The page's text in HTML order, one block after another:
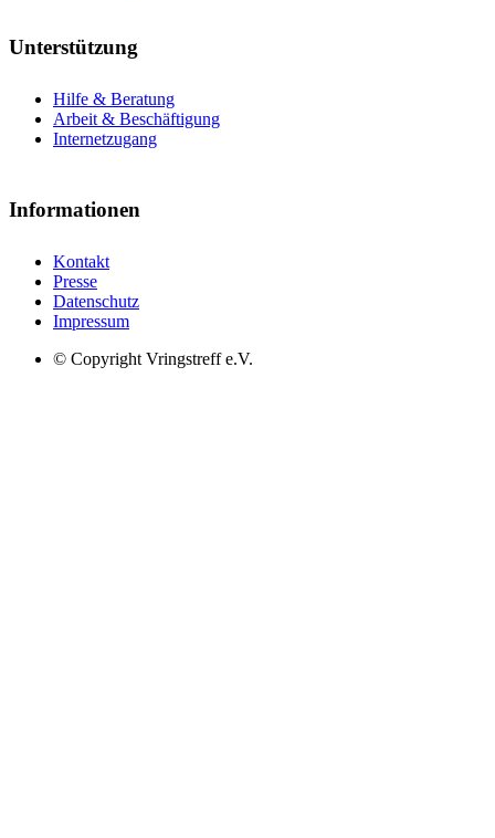
Unterstützung
Hilfe & Beratung
Arbeit & Beschäftigung
Internetzugang
Informationen
Kontakt
Presse
Datenschutz
Impressum
© Copyright Vringstreff e.V.